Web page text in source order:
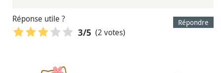
Répondre
Réponse utile ?
3/5 (2 votes)